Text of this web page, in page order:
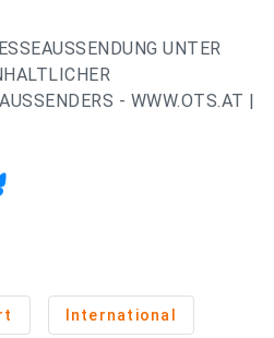
UNTER
- WWW.OTS.AT |
International